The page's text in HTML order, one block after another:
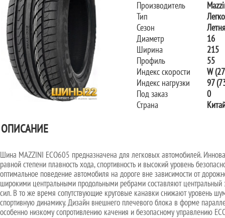
Производитель
Тип
Сезон
Диаметр
16
Ширина
215
Профиль
55
Индекс скорости
W
Индекс нагрузки
97
Под заказ
0
Страна
ОПИСАНИЕ
Шина MAZZINI ECO605 предназначена для легковых автомобилей.
равной степени плавность хода, спортивность и высокий уровень
оптимальное поведение автомобиля на дороге вне зависимости от
широкими центральными продольными ребрами составляют
сил. В то же время сопутствующие круговые канавки снижают уровень
спортивную динамику. Дизайн внешнего плечевого блока в форме
особенно низкому сопротивлению качения и безопасному управлению